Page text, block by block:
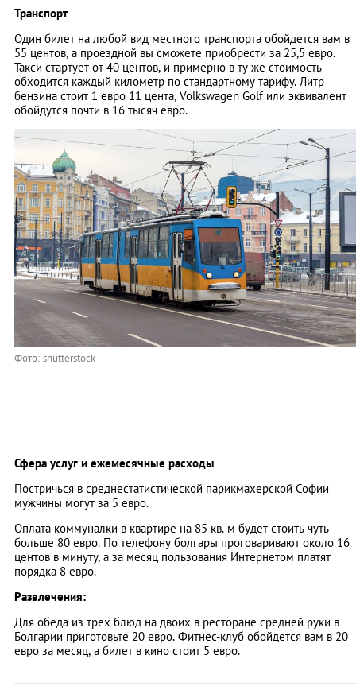
Транспорт
Один билет на любой вид местного транспорта обойдется вам в
55 центов, а проездной вы сможете приобрести за 25,5 евро.
Такси стартует от 40 центов, и примерно в ту же стоимость
обходится каждый километр по стандартному тарифу. Литр
бензина стоит 1 евро 11 цента, Volkswagen Golf или эквивалент
обойдутся почти в 16 тысяч евро.
Фото: shutterstock
Сфера услуг и ежемесячные расходы
Постричься в среднестатистической парикмахерской Софии
мужчины могут за 5 евро.
Оплата коммуналки в квартире на 85 кв. м будет стоить чуть
больше 80 евро. По телефону болгары проговаривают около 16
центов в минуту, а за месяц пользования Интернетом платят
порядка 8 евро.
Развлечения:
Для обеда из трех блюд на двоих в ресторане средней руки в
Болгарии приготовьте 20 евро. Фитнес-клуб обойдется вам в 20
евро за месяц, а билет в кино стоит 5 евро.